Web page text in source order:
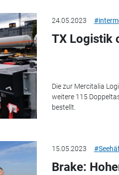
24.05.2023
TX Logistik
Die zur Mercitalia
weitere 115
bestellt.
15.05.2023
Brake: